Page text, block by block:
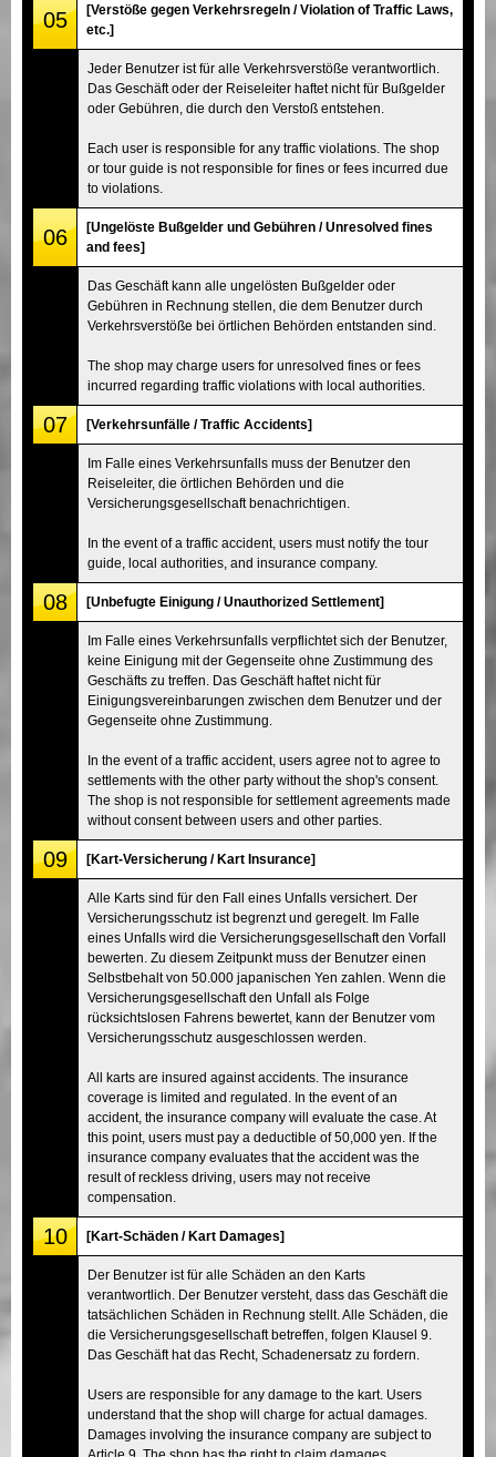
05
[Verstöße gegen Verkehrsregeln / Violation of Traffic Laws,
etc.]
Jeder Benutzer ist für alle Verkehrsverstöße verantwortlich.
Das Geschäft oder der Reiseleiter haftet nicht für Bußgelder
oder Gebühren, die durch den Verstoß entstehen.
Each user is responsible for any traffic violations. The shop
or tour guide is not responsible for fines or fees incurred due
to violations.
06
[Ungelöste Bußgelder und Gebühren / Unresolved fines
and fees]
Das Geschäft kann alle ungelösten Bußgelder oder
Gebühren in Rechnung stellen, die dem Benutzer durch
Verkehrsverstöße bei örtlichen Behörden entstanden sind.
The shop may charge users for unresolved fines or fees
incurred regarding traffic violations with local authorities.
07 [Verkehrsunfälle / Traffic Accidents]
Im Falle eines Verkehrsunfalls muss der Benutzer den
Reiseleiter, die örtlichen Behörden und die
Versicherungsgesellschaft benachrichtigen.
In the event of a traffic accident, users must notify the tour
guide, local authorities, and insurance company.
08 [Unbefugte Einigung / Unauthorized Settlement]
Im Falle eines Verkehrsunfalls verpflichtet sich der Benutzer,
keine Einigung mit der Gegenseite ohne Zustimmung des
Geschäfts zu treffen. Das Geschäft haftet nicht für
Einigungsvereinbarungen zwischen dem Benutzer und der
Gegenseite ohne Zustimmung.
In the event of a traffic accident, users agree not to agree to
settlements with the other party without the shop's consent.
The shop is not responsible for settlement agreements made
without consent between users and other parties.
09 [Kart-Versicherung / Kart Insurance]
Alle Karts sind für den Fall eines Unfalls versichert. Der
Versicherungsschutz ist begrenzt und geregelt. Im Falle
eines Unfalls wird die Versicherungsgesellschaft den Vorfall
bewerten. Zu diesem Zeitpunkt muss der Benutzer einen
Selbstbehalt von 50.000 japanischen Yen zahlen. Wenn die
Versicherungsgesellschaft den Unfall als Folge
rücksichtslosen Fahrens bewertet, kann der Benutzer vom
Versicherungsschutz ausgeschlossen werden.
All karts are insured against accidents. The insurance
coverage is limited and regulated. In the event of an
accident, the insurance company will evaluate the case. At
this point, users must pay a deductible of 50,000 yen. If the
insurance company evaluates that the accident was the
result of reckless driving, users may not receive
compensation.
10 [Kart-Schäden / Kart Damages]
Der Benutzer ist für alle Schäden an den Karts
verantwortlich. Der Benutzer versteht, dass das Geschäft die
tatsächlichen Schäden in Rechnung stellt. Alle Schäden, die
die Versicherungsgesellschaft betreffen, folgen Klausel 9.
Das Geschäft hat das Recht, Schadenersatz zu fordern.
Users are responsible for any damage to the kart. Users
understand that the shop will charge for actual damages.
Damages involving the insurance company are subject to